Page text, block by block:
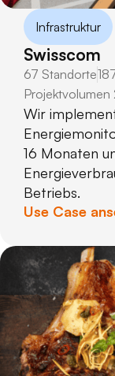
Infrastruktur
Swisscom
67 Standorte
Projektvolumen
Wir
16 Monaten
Betriebs.
Use Case